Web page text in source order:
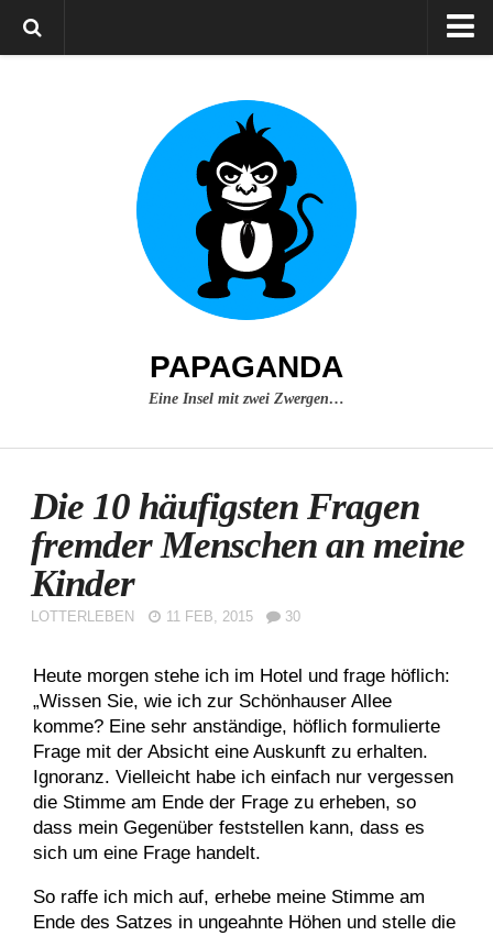
PAPAGANDA
Eine Insel mit zwei Zwergen…
Die 10 häufigsten Fragen
fremder Menschen an meine
Kinder
LOTTERLEBEN 11 FEB, 2015 30
Heute morgen stehe ich im Hotel und frage höflich:
„Wissen Sie, wie ich zur Schönhauser Allee
komme? Eine sehr anständige, höflich formulierte
Frage mit der Absicht eine Auskunft zu erhalten.
Ignoranz. Vielleicht habe ich einfach nur vergessen
die Stimme am Ende der Frage zu erheben, so
dass mein Gegenüber feststellen kann, dass es
sich um eine Frage handelt.
So raffe ich mich auf, erhebe meine Stimme am
Ende des Satzes in ungeahnte Höhen und stelle die